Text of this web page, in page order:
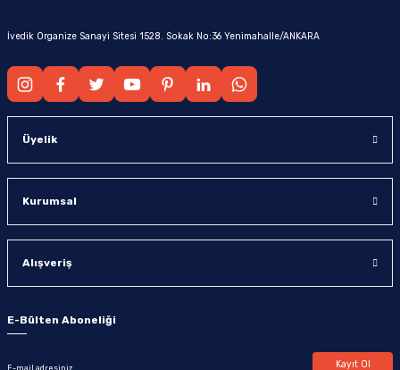
İvedik Organize Sanayi Sitesi 1528. Sokak No:36 Yenimahalle/ANKARA
Üyelik
Kurumsal
Alışveriş
E-Bülten Aboneliği
Kayıt Ol